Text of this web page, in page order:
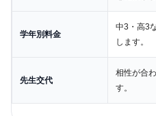
学年別料金
中3・高3
します。
先生交代
相性が合
す。